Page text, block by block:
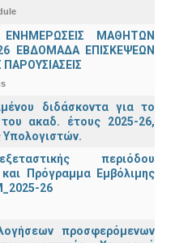
ΜΑΘΗΤΩΝ
ΕΒΔΟΜΑΔΑ ΕΠΙΣΚΕΨΕΩΝ
ΠΑΡΟΥΣΙΑΣΕΙΣ
διδάσκοντα για το
ακαδ. έτους 2025-26,
Υπολογιστών.
περιόδου
και Πρόγραμμα Εμβόλιμης
26
προσφερόμενων